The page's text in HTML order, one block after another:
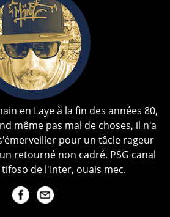
en Laye à la fin des années 80,
même pas mal de choses, il n'a
pour un tâcle rageur
retourné non cadré. PSG canal
de l'Inter, ouais mec.